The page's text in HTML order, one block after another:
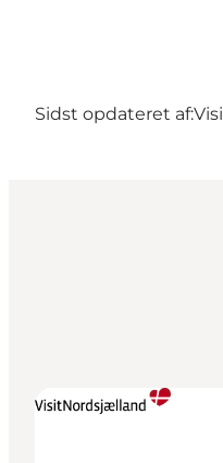
Sidst opdateret af: